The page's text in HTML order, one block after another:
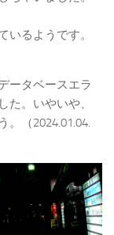
いるようです。
ータベースエラ
た。いやいや、
。（2024.01.04.